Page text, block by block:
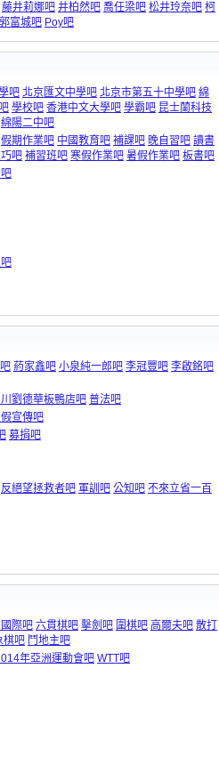
藤井莉娜吧 井柏然吧 喬任梁吧 松井玲奈吧 柯
郭富城吧 Poy吧
吧 北京匯文中學吧 北京市第五十中學吧 綿
學校吧 香港中文大學吧 學霸吧 昆士蘭科技
綿陽二中吧
假期作業吧 中國教育吧 補課吧 晚自習吧 讀書
吧 補習班吧 寒假作業吧 暑假作業吧 板書吧
葯家鑫吧 小泉純一郎吧 李冠豐吧 李啟銘吧
川劉德華板鴨店吧 普法吧
宣傳吧
募捐吧
反絕望拯救者吧 軍訓吧 公知吧 不來立省一百
際吧 六貫棋吧 擊劍吧 圍棋吧 高爾夫吧 散打
棋吧 鬥地主吧
年亞洲運動會吧 WTT吧